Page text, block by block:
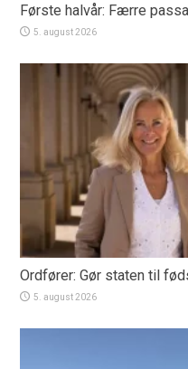
Første halvår: Færre
5. august 2026
Ordfører: Gør staten til
5. august 2026